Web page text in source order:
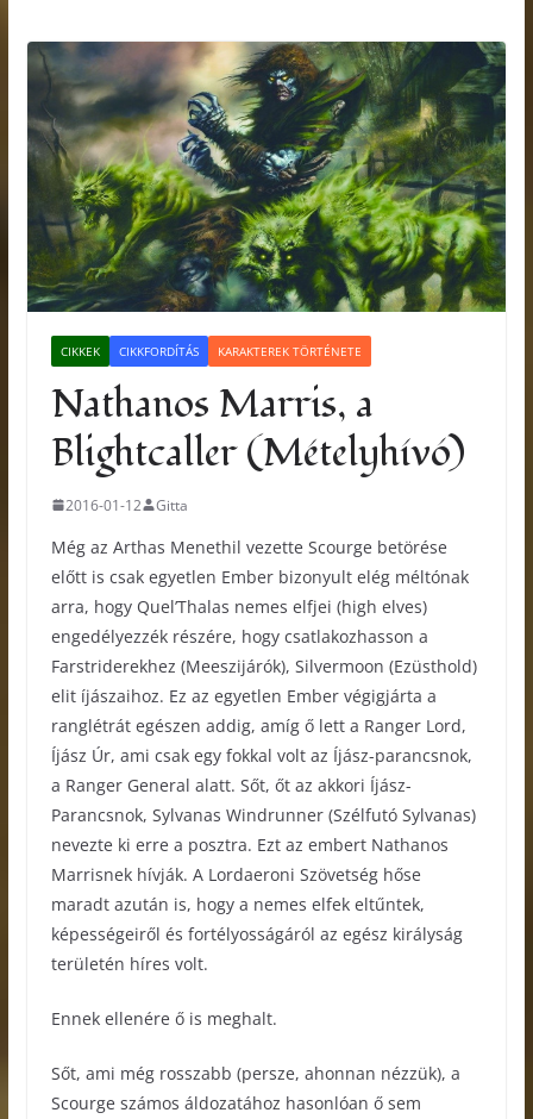
CIKKEK CIKKFORDÍTÁS KARAKTEREK TÖRTÉNETE
Nathanos Marris, a
Blightcaller (Mételyhívó)
2016-01-12 Gitta
Még az Arthas Menethil vezette Scourge betörése
előtt is csak egyetlen Ember bizonyult elég méltónak
arra, hogy Quel’Thalas nemes elfjei (high elves)
engedélyezzék részére, hogy csatlakozhasson a
Farstriderekhez (Meeszijárók), Silvermoon (Ezüsthold)
elit íjászaihoz. Ez az egyetlen Ember végigjárta a
ranglétrát egészen addig, amíg ő lett a Ranger Lord,
Íjász Úr, ami csak egy fokkal volt az Íjász-parancsnok,
a Ranger General alatt. Sőt, őt az akkori Íjász-
Parancsnok, Sylvanas Windrunner (Szélfutó Sylvanas)
nevezte ki erre a posztra. Ezt az embert Nathanos
Marrisnek hívják. A Lordaeroni Szövetség hőse
maradt azután is, hogy a nemes elfek eltűntek,
képességeiről és fortélyosságáról az egész királyság
területén híres volt.
Ennek ellenére ő is meghalt.
Sőt, ami még rosszabb (persze, ahonnan nézzük), a
Scourge számos áldozatához hasonlóan ő sem